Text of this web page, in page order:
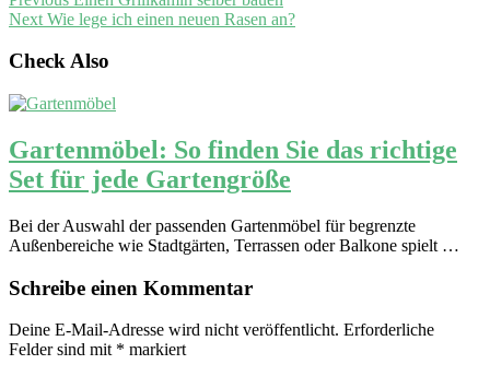
Next Wie lege ich einen neuen Rasen an?
Check Also
Gartenmöbel: So finden Sie das richtige
Set für jede Gartengröße
Bei der Auswahl der passenden Gartenmöbel für begrenzte
Außenbereiche wie Stadtgärten, Terrassen oder Balkone spielt …
Schreibe einen Kommentar
Deine E-Mail-Adresse wird nicht veröffentlicht. Erforderliche
Felder sind mit * markiert